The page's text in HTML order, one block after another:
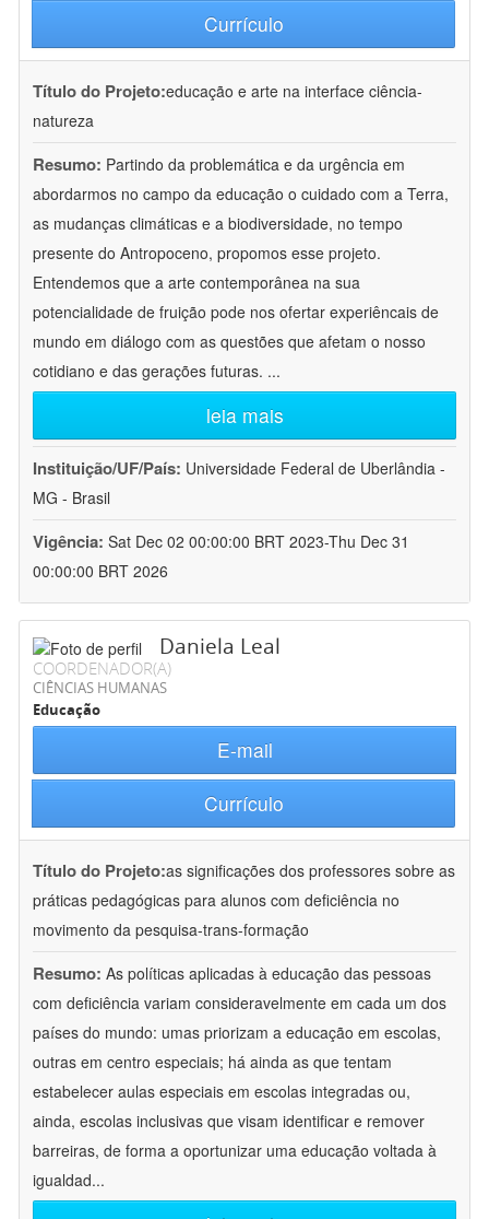
Currículo
Título do Projeto:educação e arte na interface ciência-
natureza
Resumo: Partindo da problemática e da urgência em
abordarmos no campo da educação o cuidado com a Terra,
as mudanças climáticas e a biodiversidade, no tempo
presente do Antropoceno, propomos esse projeto.
Entendemos que a arte contemporânea na sua
potencialidade de fruição pode nos ofertar experiêncais de
mundo em diálogo com as questões que afetam o nosso
cotidiano e das gerações futuras. ...
leia mais
Instituição/UF/País: Universidade Federal de Uberlândia -
MG - Brasil
Vigência: Sat Dec 02 00:00:00 BRT 2023-Thu Dec 31
00:00:00 BRT 2026
Daniela Leal
COORDENADOR(A)
CIÊNCIAS HUMANAS
Educação
E-mail
Currículo
Título do Projeto:as significações dos professores sobre as
práticas pedagógicas para alunos com deficiência no
movimento da pesquisa-trans-formação
Resumo: As políticas aplicadas à educação das pessoas
com deficiência variam consideravelmente em cada um dos
países do mundo: umas priorizam a educação em escolas,
outras em centro especiais; há ainda as que tentam
estabelecer aulas especiais em escolas integradas ou,
ainda, escolas inclusivas que visam identificar e remover
barreiras, de forma a oportunizar uma educação voltada à
igualdad...